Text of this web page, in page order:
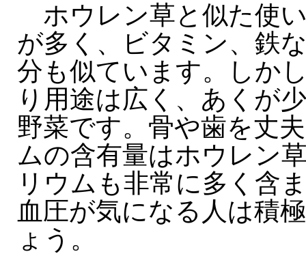
ホウレン草と似た使
が多く、ビタミン、鉄
分も似ています。しか
り用途は広く、あくが
野菜です。骨や歯を丈
ムの含有量はホウレン
リウムも非常に多く含
血圧が気になる人は積
ょう。